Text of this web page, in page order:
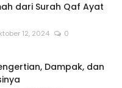
dari Surah Qaf Ayat
12, 2024 0
Dampak, dan